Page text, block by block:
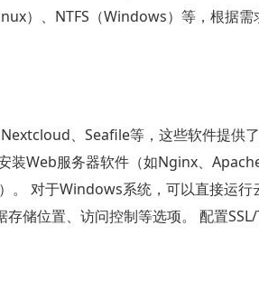
）、NTFS（Windows）等，根据
、Seafile等，这些软件提供了
装Web服务器软件（如Nginx、
。 对于Windows系统，可以直接运
储位置、访问控制等选项。 配置